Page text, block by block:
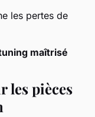
les pertes de
maîtrisé
les pièces